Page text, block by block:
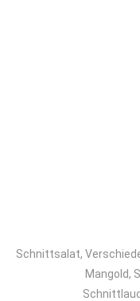
Schnittsalat,
Mangold,